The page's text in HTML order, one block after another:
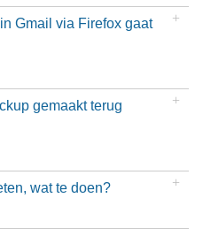
Gmail via Firefox gaat
gemaakt terug
wat te doen?